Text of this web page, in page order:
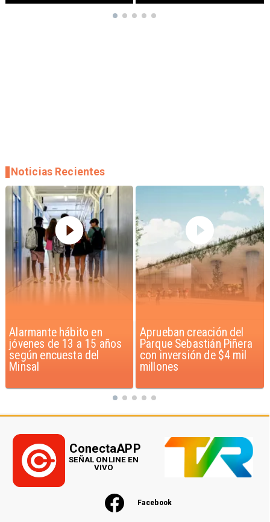
Aprueban creación del
Parque Sebastián Piñera
con inversión de $4 mil
millones
Claudio Bravo baja la
euforia sobre fichaje de
Vozinha
Noticias Recientes
Facebook
ConectaAPP
SEÑAL ONLINE EN
VIVO